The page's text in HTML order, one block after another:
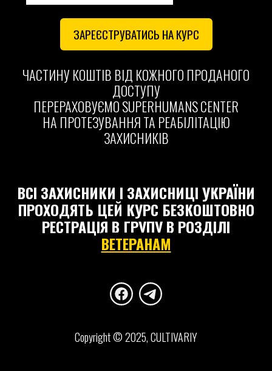
ЗАРЕЄСТРУВАТИСЬ НА КУРС
ЧАСТИНУ КОШТІВ ВІД КОЖНОГО ПРОДАНОГО
ДОСТУПУ
ПЕРЕРАХОВУЄМОSUPERHUMANS CENTER
НА ПРОТЕЗУВАННЯ ТА РЕАБІЛІТАЦІЮ
ЗАХИСНИКІВ
ВСІ ЗАХИСНИКИ І ЗАХИСНИЦІ УКРАЇНИ
ПРОХОДЯТЬ ЦЕЙ КУРС БЕЗКОШТОВНО
РЕСТРАЦІЯ В ГРУПУ В РОЗДІЛІ
ВЕТЕРАНАМ
Сopyright © 2025, CULTIVARIY